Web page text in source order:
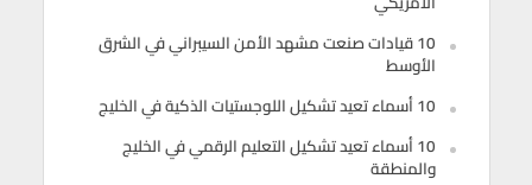
10 قيادات صنعت مشهد الأمن السيبراني في الشرق
الأوسط
10 أسماء تعيد تشكيل اللوجستيات الذكية في الخليج
10 أسماء تعيد تشكيل التعليم الرقمي في الخليج
والمنطقة